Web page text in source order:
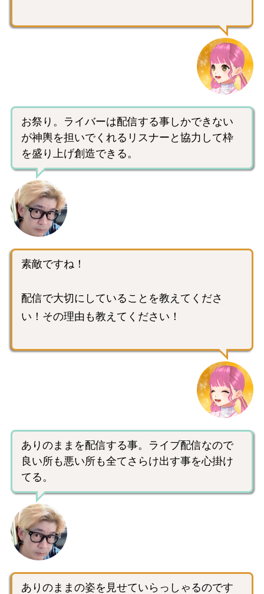
お祭り。ライバーは配信する事しかできない
が神輿を担いでくれるリスナーと協力して枠
を盛り上げ創造できる。
素敵ですね！
配信で大切にしていることを教えてくださ
い！その理由も教えてください！
ありのままを配信する事。ライブ配信なので
良い所も悪い所も全てさらけ出す事を心掛け
てる。
ありのままの姿を見せていらっしゃるのです